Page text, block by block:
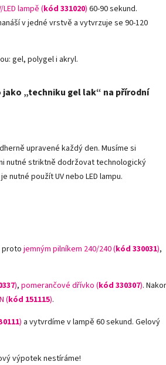
LED lampě (kód 331020) 60-90 sekund.
v jedné vrstvě a vytvrzuje se 90-120
gel, polygel i akryl.
„techniku gel lak“ na přírodní
upravené každý den. Musíme si
nutné striktně dodržovat technologický
použít UV nebo LED lampu.
proto jemným pilníkem 240/240 (kód 330031),
), pomerančové dřívko (kód 330307).
(kód 151115).
) a vytvrdíme v lampě 60 sekund. Gelový
výpotek nestíráme!